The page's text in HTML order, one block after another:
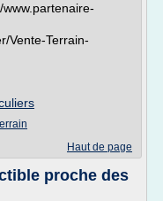
Vente-Terrain-
Haut de page
proche des